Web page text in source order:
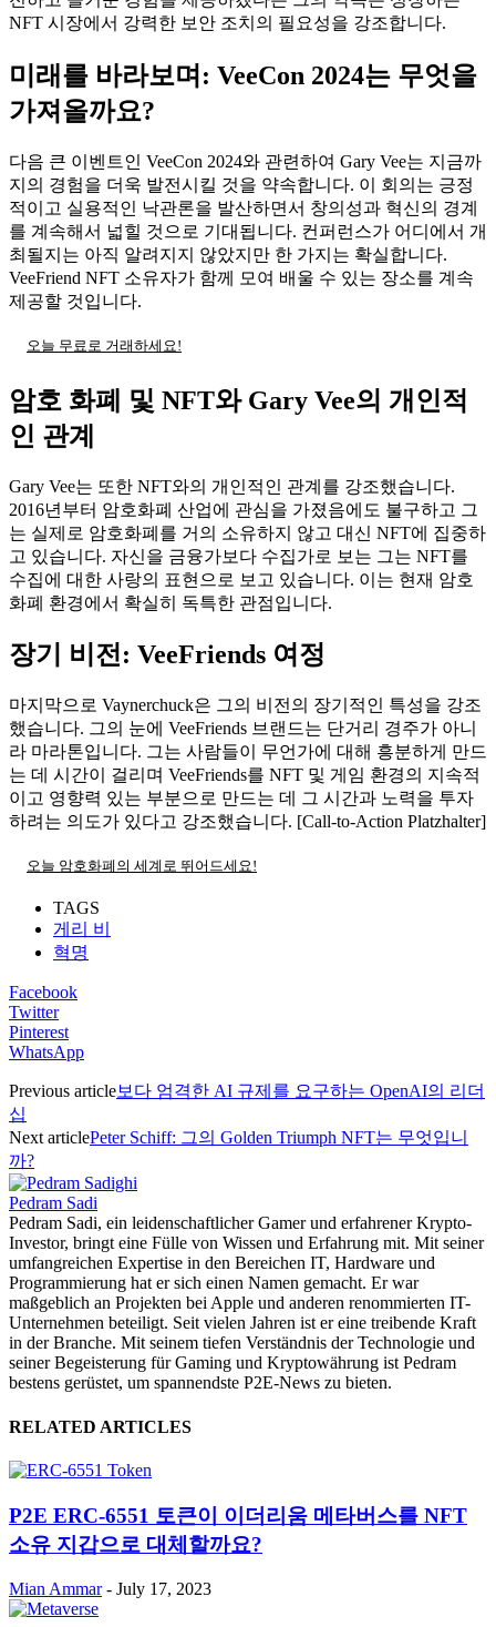
NFT 시장에서 강력한 보안 조치의 필요성을 강조합니다.
미래를 바라보며: VeeCon 2024는 무엇을
가져올까요?
다음 큰 이벤트인 VeeCon 2024와 관련하여 Gary Vee는 지금까
지의 경험을 더욱 발전시킬 것을 약속합니다. 이 회의는 긍정
적이고 실용적인 낙관론을 발산하면서 창의성과 혁신의 경계
를 계속해서 넓힐 것으로 기대됩니다. 컨퍼런스가 어디에서 개
최될지는 아직 알려지지 않았지만 한 가지는 확실합니다.
VeeFriend NFT 소유자가 함께 모여 배울 수 있는 장소를 계속
제공할 것입니다.
오늘 무료로 거래하세요!
암호 화폐 및 NFT와 Gary Vee의 개인적
인 관계
Gary Vee는 또한 NFT와의 개인적인 관계를 강조했습니다.
2016년부터 암호화폐 산업에 관심을 가졌음에도 불구하고 그
는 실제로 암호화폐를 거의 소유하지 않고 대신 NFT에 집중하
고 있습니다. 자신을 금융가보다 수집가로 보는 그는 NFT를
수집에 대한 사랑의 표현으로 보고 있습니다. 이는 현재 암호
화폐 환경에서 확실히 독특한 관점입니다.
장기 비전: VeeFriends 여정
마지막으로 Vaynerchuck은 그의 비전의 장기적인 특성을 강조
했습니다. 그의 눈에 VeeFriends 브랜드는 단거리 경주가 아니
라 마라톤입니다. 그는 사람들이 무언가에 대해 흥분하게 만드
는 데 시간이 걸리며 VeeFriends를 NFT 및 게임 환경의 지속적
이고 영향력 있는 부분으로 만드는 데 그 시간과 노력을 투자
하려는 의도가 있다고 강조했습니다. [Call-to-Action Platzhalter]
오늘 암호화폐의 세계로 뛰어드세요!
TAGS
게리 비
혁명
Facebook
Twitter
Pinterest
WhatsApp
Previous article보다 엄격한 AI 규제를 요구하는 OpenAI의 리더
십
Next articlePeter Schiff: 그의 Golden Triumph NFT는 무엇입니
까?
Pedram Sadi
Pedram Sadi, ein leidenschaftlicher Gamer und erfahrener Krypto-
Investor, bringt eine Fülle von Wissen und Erfahrung mit. Mit seiner
umfangreichen Expertise in den Bereichen IT, Hardware und
Programmierung hat er sich einen Namen gemacht. Er war
maßgeblich an Projekten bei Apple und anderen renommierten IT-
Unternehmen beteiligt. Seit vielen Jahren ist er eine treibende Kraft
in der Branche. Mit seinem tiefen Verständnis der Technologie und
seiner Begeisterung für Gaming und Kryptowährung ist Pedram
bestens gerüstet, um spannendste P2E-News zu bieten.
RELATED ARTICLES
P2E ERC-6551 토큰이 이더리움 메타버스를 NFT
소유 지갑으로 대체할까요?
Mian Ammar - July 17, 2023